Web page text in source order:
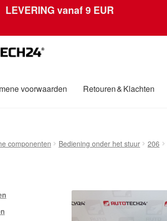
LEVERING vanaf 9 EUR
voorwaarden Retouren & Klachten
Wereldwijde verzendingWinkelwagen
componenten Bediening onder het stuur 206